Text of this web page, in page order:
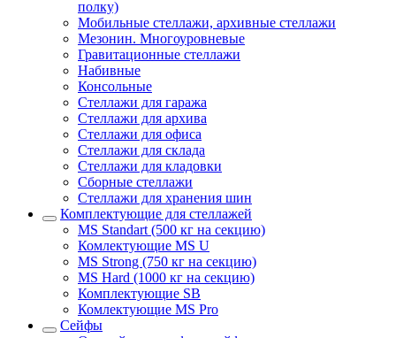
полку)
Мобильные стеллажи, архивные стеллажи
Мезонин. Многоуровневые
Гравитационные стеллажи
Набивные
Консольные
Стеллажи для гаража
Стеллажи для архива
Стеллажи для офиса
Стеллажи для склада
Стеллажи для кладовки
Сборные стеллажи
Стеллажи для хранения шин
Комплектующие для стеллажей
MS Standart (500 кг на секцию)
Комлектующие MS U
MS Strong (750 кг на секцию)
MS Hard (1000 кг на секцию)
Комплектующие SB
Комлектующие MS Pro
Сейфы